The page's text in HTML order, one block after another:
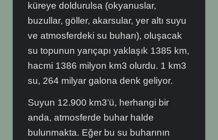
küreye doldurulsa (okyanuslar,
buzullar, göller, akarsular, yer altı suyu
ve atmosferdeki su buharı), oluşacak
su topunun yarıçapı yaklaşık 1385 km,
hacmi 1386 milyon km3 olurdu. 1 km3
su, 264 milyar galona denk geliyor.
Suyun 12.900 km3’ü, herhangi bir
anda, atmosferde buhar halde
bulunmakta. Eğer bu su buharının